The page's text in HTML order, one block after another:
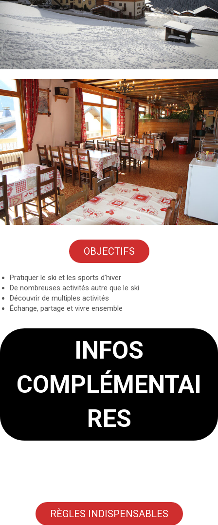
OBJECTIFS
Pratiquer le ski et les sports d’hiver
De nombreuses activités autre que le ski
Découvrir de multiples activités
Échange, partage et vivre ensemble
INFOS
COMPLÉMENTAI
RES
RÈGLES INDISPENSABLES